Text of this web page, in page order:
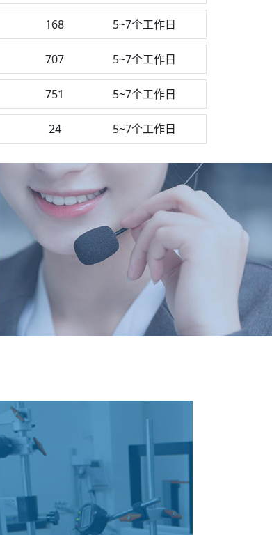
168 5~7个工作日
707 5~7个工作日
751 5~7个工作日
24 5~7个工作日